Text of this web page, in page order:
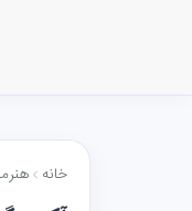
خانه